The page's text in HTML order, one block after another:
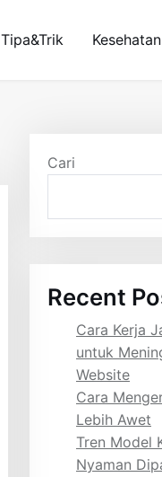
Tipa&Trik Kesehatan
Cari
Recent
Cara Kerja
untuk
Website
Cara
Lebih Awet
Tren Model
Nyaman